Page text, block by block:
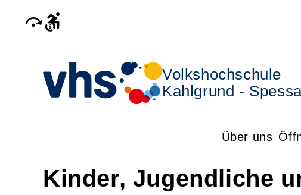
Volkshochschule
Kahlgrund -
Über uns
Kinder, Jugendliche